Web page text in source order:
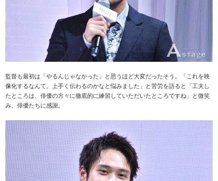
監督も最初は「やるんじゃなかった」と思うほど大変だったそう。「これを映
像化するなんて。上手く伝わるのかなと悩みました」と苦労を語ると「工夫し
たところは、俳優の方々に徹底的に練習していただいたところですね」と微笑
み、俳優たちに感謝。